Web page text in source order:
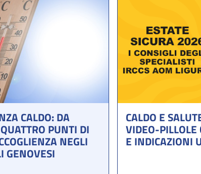
CALDO: DA
PUNTI DI
NEGLI
GENOVESI
CALDO E
VIDEO-PILLOLE
E INDICAZIONI